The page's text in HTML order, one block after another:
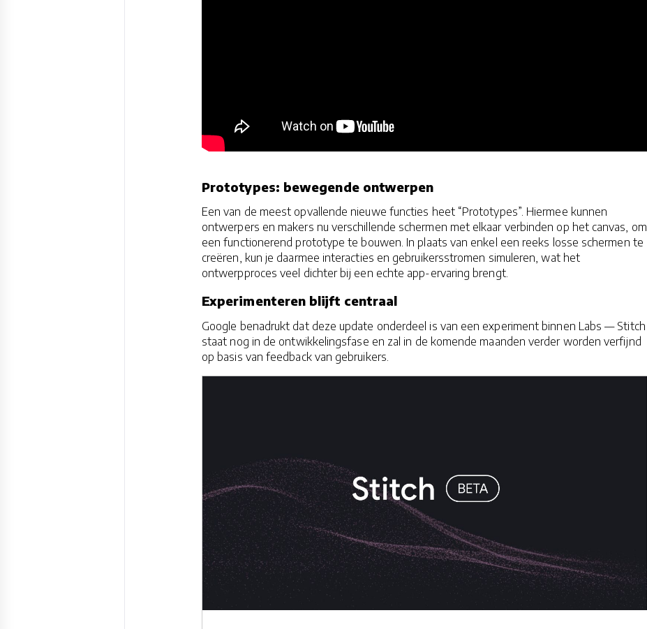
Prototypes: bewegende ontwerpen
Een van de meest opvallende nieuwe functies heet “Prototypes”. Hiermee kunnen
ontwerpers en makers nu verschillende schermen met elkaar verbinden op het canvas, om
een functionerend prototype te bouwen. In plaats van enkel een reeks losse schermen te
creëren, kun je daarmee interacties en gebruikersstromen simuleren, wat het
ontwerpproces veel dichter bij een echte app-ervaring brengt.
Experimenteren blijft centraal
Google benadrukt dat deze update onderdeel is van een experiment binnen Labs — Stitch
staat nog in de ontwikkelingsfase en zal in de komende maanden verder worden verfijnd
op basis van feedback van gebruikers.